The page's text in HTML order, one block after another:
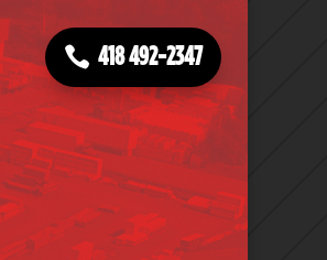
418 492-2347